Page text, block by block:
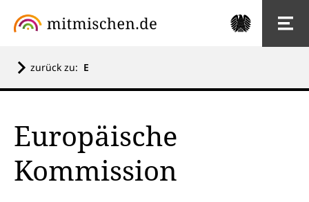
zurück zu: E
Europäische
Kommission